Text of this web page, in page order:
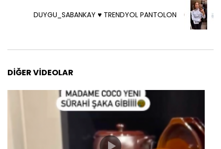
DUYGU_SABANKAY ♥️ TRENDYOL PANTOLON
DIĞER VIDEOLAR